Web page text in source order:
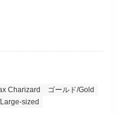
Charizard
ゴールド/Gold
sized